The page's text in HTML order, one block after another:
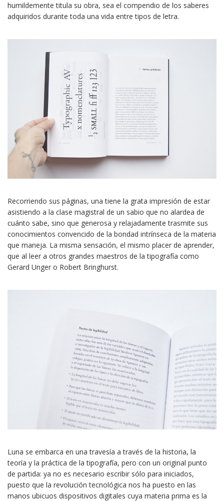
humildemente titula su obra, sea el compendio de los saberes
adquiridos durante toda una vida entre tipos de letra.
Recorriendo sus páginas, una tiene la grata impresión de estar
asistiendo a la clase magistral de un sabio que no alardea de
cuánto sabe, sino que generosa y relajadamente trasmite sus
conocimientos convencido de la bondad intrínseca de la materia
que maneja. La misma sensación, el mismo placer de aprender,
que al leer a otros grandes maestros de la tipografía como
Gerard Unger o Robert Bringhurst.
Luna se embarca en una travesía a través de la historia, la
teoría y la práctica de la tipografía, pero con un original punto
de partida: ya no es necesario escribir sólo para iniciados,
puesto que la revolución tecnológica nos ha puesto en las
manos ubicuos dispositivos digitales cuya materia prima es la